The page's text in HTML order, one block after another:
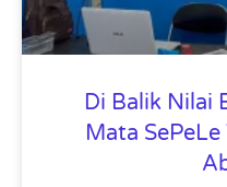
Di Balik Nilai
Mata